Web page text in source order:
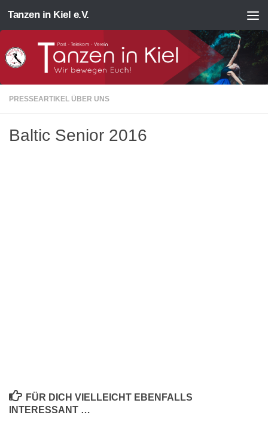
Zum Inhalt springen
Tanzen in Kiel e.V.
PRESSEARTIKEL ÜBER UNS
Baltic Senior 2016
FÜR DICH VIELLEICHT EBENFALLS
INTERESSANT …